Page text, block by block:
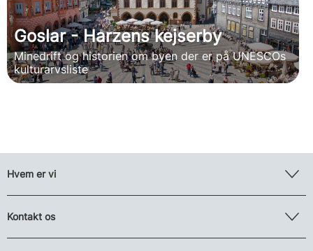
Goslar - Harzens kejserby
Minedrift og historien om byen der er på UNESCOs
kulturarvsliste
Hvem er vi
Kontakt os